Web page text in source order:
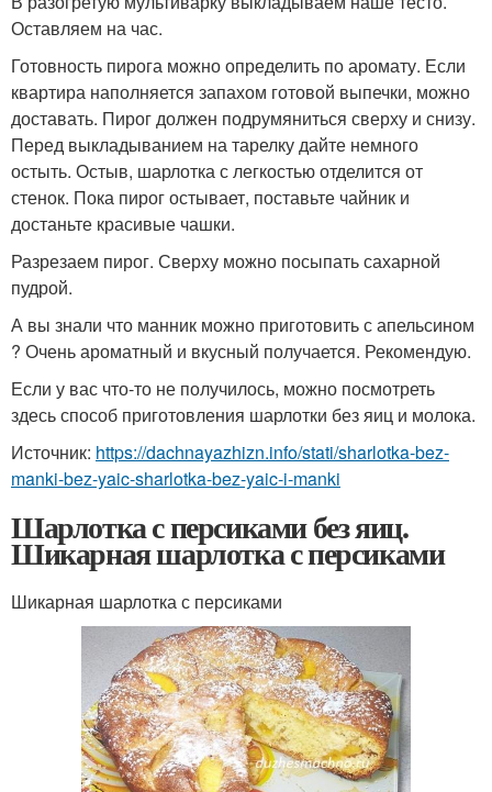
Оставляем на час.
Готовность пирога можно определить по аромату. Если
квартира наполняется запахом готовой выпечки, можно
доставать. Пирог должен подрумяниться сверху и снизу.
Перед выкладыванием на тарелку дайте немного
остыть. Остыв, шарлотка с легкостью отделится от
стенок. Пока пирог остывает, поставьте чайник и
достаньте красивые чашки.
Разрезаем пирог. Сверху можно посыпать сахарной
пудрой.
А вы знали что манник можно приготовить с апельсином
? Очень ароматный и вкусный получается. Рекомендую.
Если у вас что-то не получилось, можно посмотреть
здесь способ приготовления шарлотки без яиц и молока.
Источник: https://dachnayazhizn.info/stati/sharlotka-bez-
manki-bez-yaic-sharlotka-bez-yaic-i-manki
Шарлотка с персиками без яиц.
Шикарная шарлотка с персиками
Шикарная шарлотка с персиками